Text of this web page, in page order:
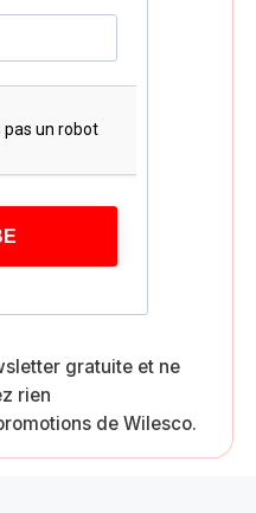
gratuite et ne
rien
de Wilesco.